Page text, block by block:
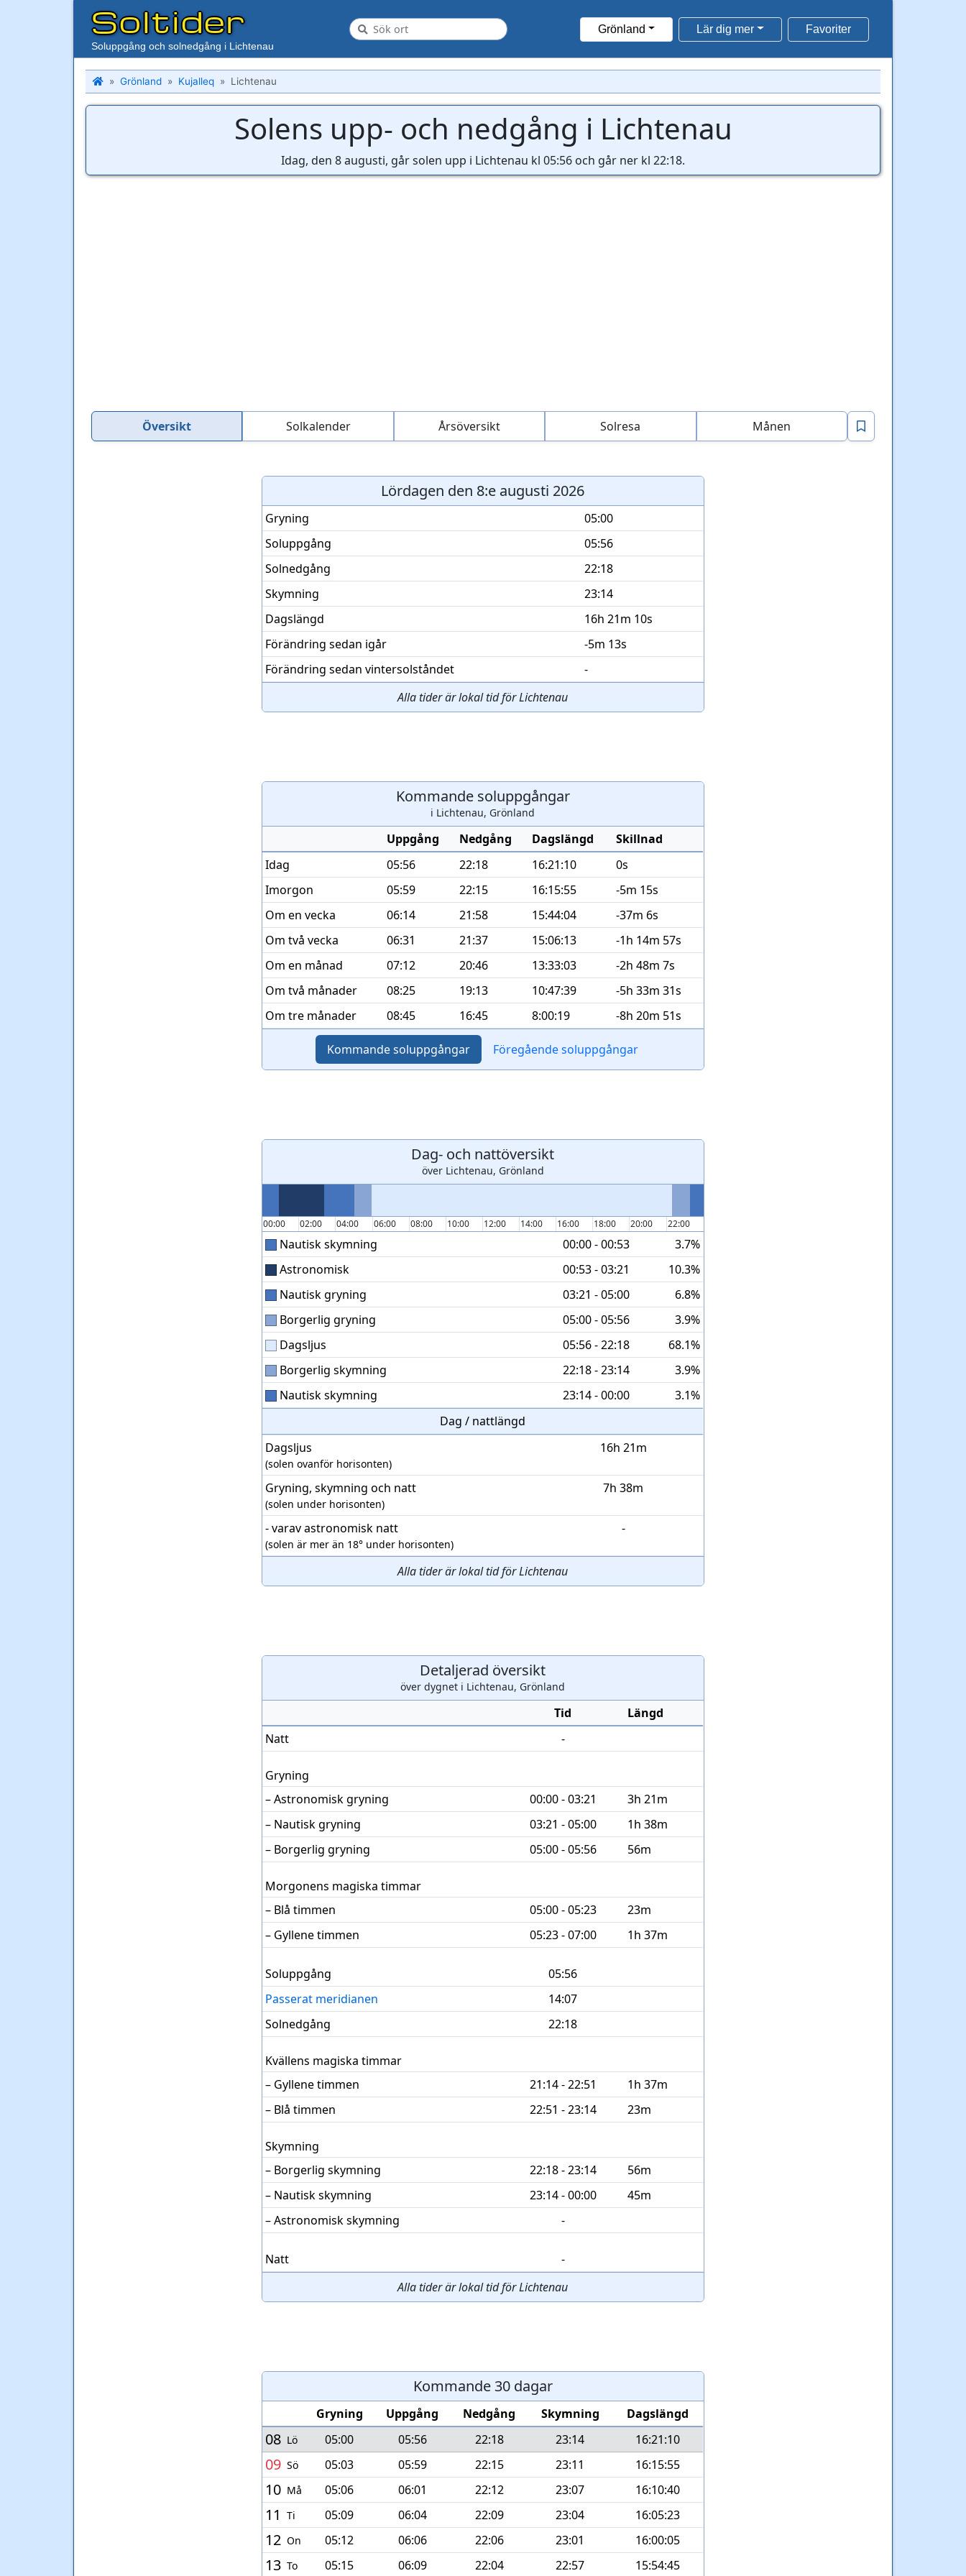
Soltider
Soluppgång och solnedgång i Lichtenau
Grönland Lär dig mer Favoriter
Grönland Kujalleq Lichtenau
Solens upp- och nedgång i Lichtenau
Idag, den 8 augusti, går solen upp i Lichtenau kl 05:56 och går ner kl 22:18.
Översikt Solkalender Årsöversikt Solresa Månen
Lördagen den 8:e augusti 2026
Gryning
05:00
Soluppgång
05:56
Solnedgång
22:18
Skymning
23:14
Dagslängd
16h 21m 10s
Förändring sedan igår
-5m 13s
Förändring sedan vintersolståndet
-
Alla tider är lokal tid för Lichtenau
Kommande soluppgångar
i Lichtenau, Grönland
Uppgång Nedgång Dagslängd
Skillnad
Idag
05:56 22:18 16:21:10
0s
Imorgon
05:59 22:15 16:15:55
-5m 15s
Om en vecka
06:14 21:58 15:44:04
-37m 6s
Om två vecka
06:31 21:37 15:06:13
-1h 14m 57s
Om en månad
07:12 20:46 13:33:03
-2h 48m 7s
Om två månader
08:25 19:13 10:47:39
-5h 33m 31s
Om tre månader
08:45 16:45 8:00:19 -8h 20m 51s
Kommandesoluppgångar Föregåendesoluppgångar
Dag- och nattöversikt
över Lichtenau, Grönland
00:00 02:00 04:00 06:00 08:00 10:00 12:00 14:00 16:00 18:00 20:00 22:00
Nautisk skymning 00:00 - 00:53
3.7%
Astronomisk
00:53 - 03:21
10.3%
Nautisk gryning
03:21 - 05:00
6.8%
Borgerlig gryning
05:00 - 05:56
3.9%
Dagsljus
05:56 - 22:18
68.1%
Borgerlig skymning
22:18 - 23:14
3.9%
Nautisk skymning
23:14 - 00:00
3.1%
Dag / nattlängd
Dagsljus
(solen ovanför horisonten)
16h 21m
Gryning, skymning och natt
(solen under horisonten)
7h 38m
- varav astronomisk natt
(solen är mer än 18° under horisonten)
-
Alla tider är lokal tid för Lichtenau
Detaljerad översikt
över dygnet i Lichtenau, Grönland
Tid
Längd
Natt
-
Gryning
– Astronomisk gryning
00:00 - 03:21
3h 21m
– Nautiskgryning 03:21 - 05:00
1h 38m
– Borgerliggryning 05:00 - 05:56 56m
Morgonens magiska timmar
– Blå timmen
05:00 - 05:23
23m
– Gyllene timmen
05:23 - 07:00 1h 37m
Soluppgång
05:56
Passerat meridianen
14:07
Solnedgång
22:18
Kvällens magiska timmar
– Gyllene timmen
21:14 - 22:51
1h 37m
– Blå timmen
22:51 - 23:14 23m
Skymning
– Borgerligskymning 22:18 - 23:14
56m
– Nautiskskymning 23:14 - 00:00
45m
– Astronomisk skymning
-
Natt
-
Alla tider är lokal tid för Lichtenau
Kommande 30 dagar
Gryning Uppgång Nedgång Skymning Dagslängd
08 Lö 05:00 05:56 22:18 23:14 16:21:10
09 Sö 05:03 05:59 22:15 23:11 16:15:55
10 Må 05:06 06:01 22:12 23:07 16:10:40
11 Ti 05:09 06:04 22:09 23:04 16:05:23
12 On 05:12 06:06 22:06 23:01 16:00:05
13 To 05:15 06:09 22:04 22:57 15:54:45